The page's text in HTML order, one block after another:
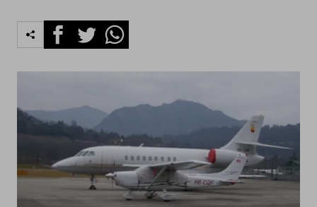
FacebookTwitterWhatsapp